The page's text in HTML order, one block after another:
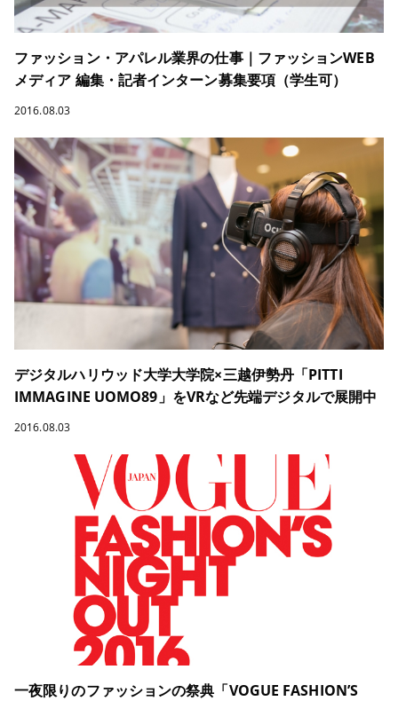
ファッション・アパレル業界の仕事｜ファッションWEB
メディア 編集・記者インターン募集要項（学生可）
2016.08.03
デジタルハリウッド大学大学院×三越伊勢丹「PITTI
IMMAGINE UOMO89」をVRなど先端デジタルで展開中
2016.08.03
一夜限りのファッションの祭典「VOGUE FASHION’S